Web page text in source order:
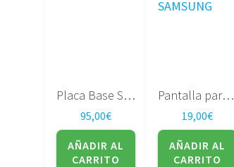
Placa Base Sony Vaio MBX-202 VGN-NS190
95,00€
AÑADIR AL
CARRITO
Pantalla para portatil LTN141XF-L05 14.1″ – SAMSUNG
19,00€
AÑADIR AL
CARRITO